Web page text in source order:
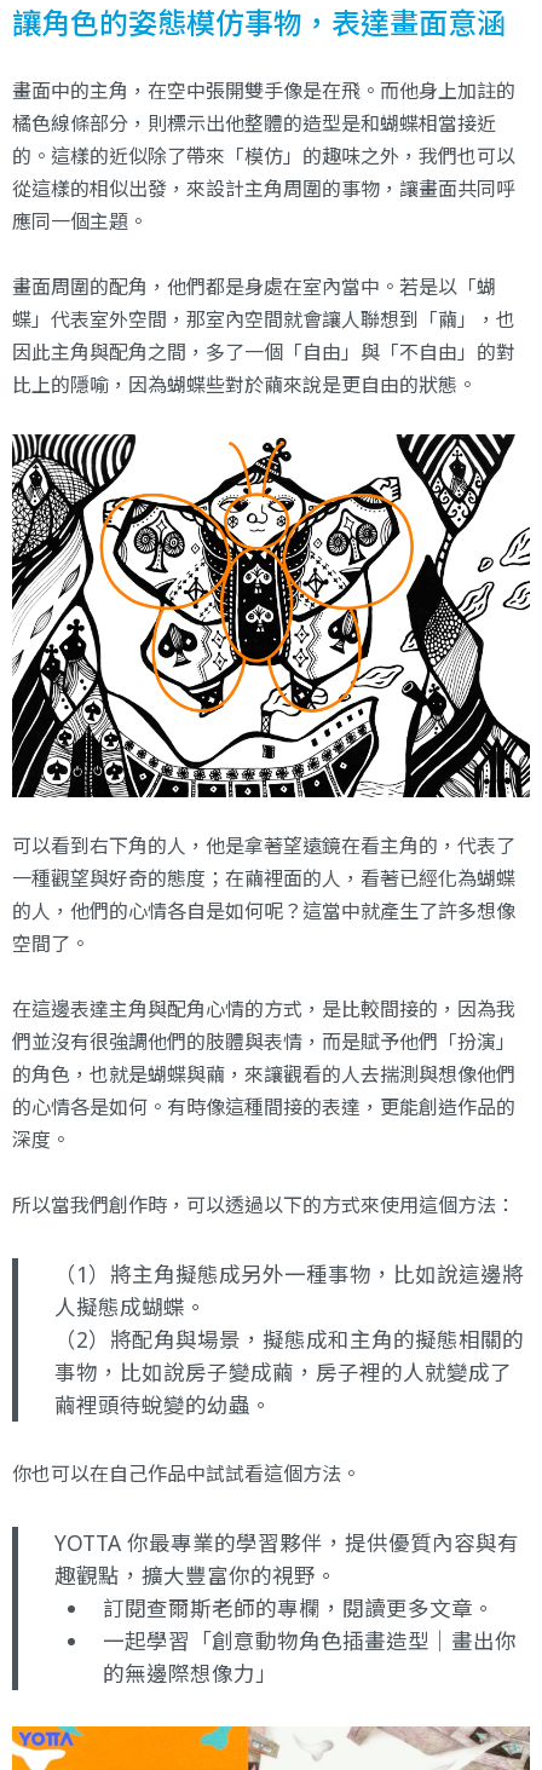
讓角色的姿態模仿事物，表達畫面意涵
畫面中的主角，在空中張開雙手像是在飛。而他身上加註的
橘色線條部分，則標示出他整體的造型是和蝴蝶相當接近
的。這樣的近似除了帶來「模仿」的趣味之外，我們也可以
從這樣的相似出發，來設計主角周圍的事物，讓畫面共同呼
應同一個主題。
畫面周圍的配角，他們都是身處在室內當中。若是以「蝴
蝶」代表室外空間，那室內空間就會讓人聯想到「繭」，也
因此主角與配角之間，多了一個「自由」與「不自由」的對
比上的隱喻，因為蝴蝶些對於繭來說是更自由的狀態。
可以看到右下角的人，他是拿著望遠鏡在看主角的，代表了
一種觀望與好奇的態度；在繭裡面的人，看著已經化為蝴蝶
的人，他們的心情各自是如何呢？這當中就產生了許多想像
空間了。
在這邊表達主角與配角心情的方式，是比較間接的，因為我
們並沒有很強調他們的肢體與表情，而是賦予他們「扮演」
的角色，也就是蝴蝶與繭，來讓觀看的人去揣測與想像他們
的心情各是如何。有時像這種間接的表達，更能創造作品的
深度。
所以當我們創作時，可以透過以下的方式來使用這個方法：
（1）將主角擬態成另外一種事物，比如說這邊將
人擬態成蝴蝶。
（2）將配角與場景，擬態成和主角的擬態相關的
事物，比如說房子變成繭，房子裡的人就變成了
繭裡頭待蛻變的幼蟲。
你也可以在自己作品中試試看這個方法。
YOTTA 你最專業的學習夥伴，提供優質內容與有
趣觀點，擴大豐富你的視野。
訂閱查爾斯老師的專欄 ，閱讀更多文章。
一起學習 「創意動物角色插畫造型｜畫出你
的無邊際想像力」